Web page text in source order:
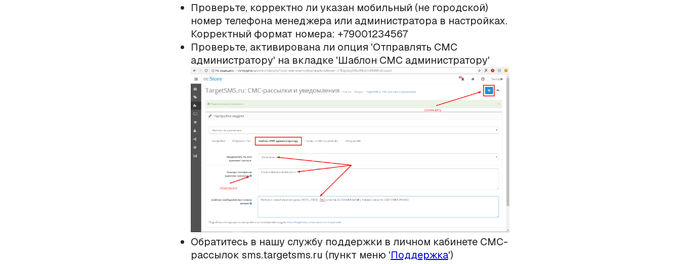
Проверьте, корректно ли указан мобильный (не городской)
номер телефона менеджера или администратора в настройках.
Корректный формат номера: +79001234567
Проверьте, активирована ли опция 'Отправлять СМС
администратору' на вкладке 'Шаблон СМС администратору'
Обратитесь в нашу службу поддержки в личном кабинете СМС-
рассылок sms.targetsms.ru (пункт меню 'Поддержка')